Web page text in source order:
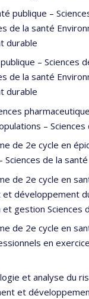
publique –
de la santé
durable
– Sciences
de la santé
durable
– Sciences
de 2e cycle en
Sciences de la santé
de 2e cycle en
et développement
gestion Sciences
de 2e cycle en
en
et analyse du
et